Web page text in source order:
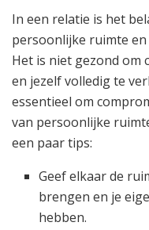
In een relatie is het
persoonlijke ruimte
Het is niet gezond om
en jezelf volledig te
essentieel om
van persoonlijke
een paar tips:
Geef elkaar de
brengen en je
hebben.